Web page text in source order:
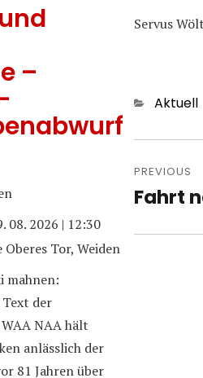
Servus
Categories
Aktuell
Post
PREVIOUS
Previous
Fahrt
–
08. 2026 | 12:30
Tor, Weiden
mahnen:
der
NAA hält
anlässlich der
81 Jahren über